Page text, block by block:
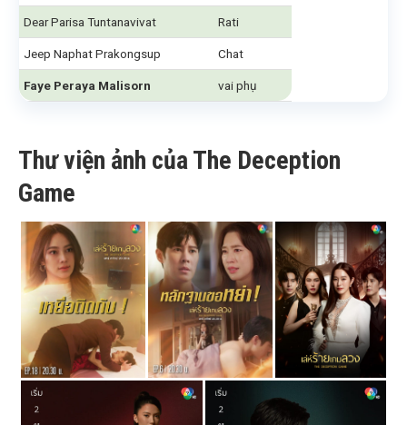
Dear Parisa Tuntanavivat Rati
Jeep Naphat Prakongsup Chat
Faye Peraya Malisorn vai phụ
Thư viện ảnh của The Deception
Game